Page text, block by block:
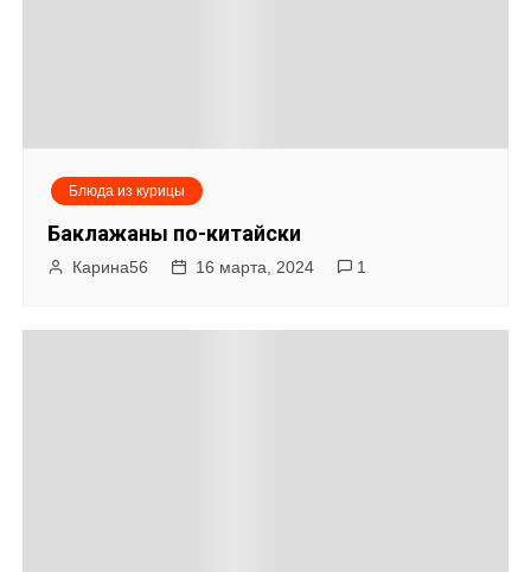
Блюда из курицы
Баклажаны по-китайски
Карина56 16 марта, 2024 1